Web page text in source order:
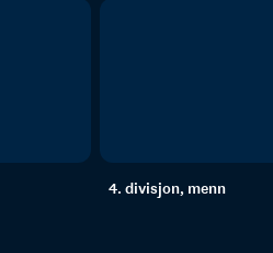
4. divisjon, menn